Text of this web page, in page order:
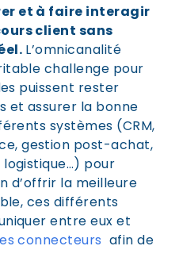
et à faire interagir
client sans
L’omnicanalité
challenge pour
puissent rester
et assurer la bonne
systèmes (CRM,
gestion post-achat,
logistique…) pour
d’offrir la meilleure
ces différents
entre eux et
connecteurs afin de